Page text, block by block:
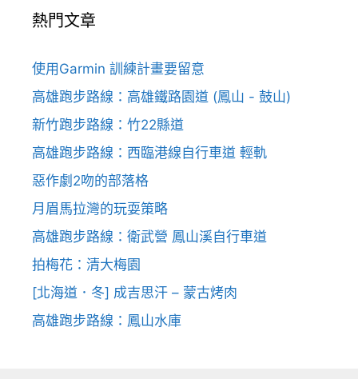
熱門文章
使用Garmin 訓練計畫要留意
高雄跑步路線：高雄鐵路園道 (鳳山 - 鼓山)
新竹跑步路線：竹22縣道
高雄跑步路線：西臨港線自行車道 輕軌
惡作劇2吻的部落格
月眉馬拉灣的玩耍策略
高雄跑步路線：衛武營 鳳山溪自行車道
拍梅花：清大梅園
[北海道．冬] 成吉思汗 – 蒙古烤肉
高雄跑步路線：鳳山水庫